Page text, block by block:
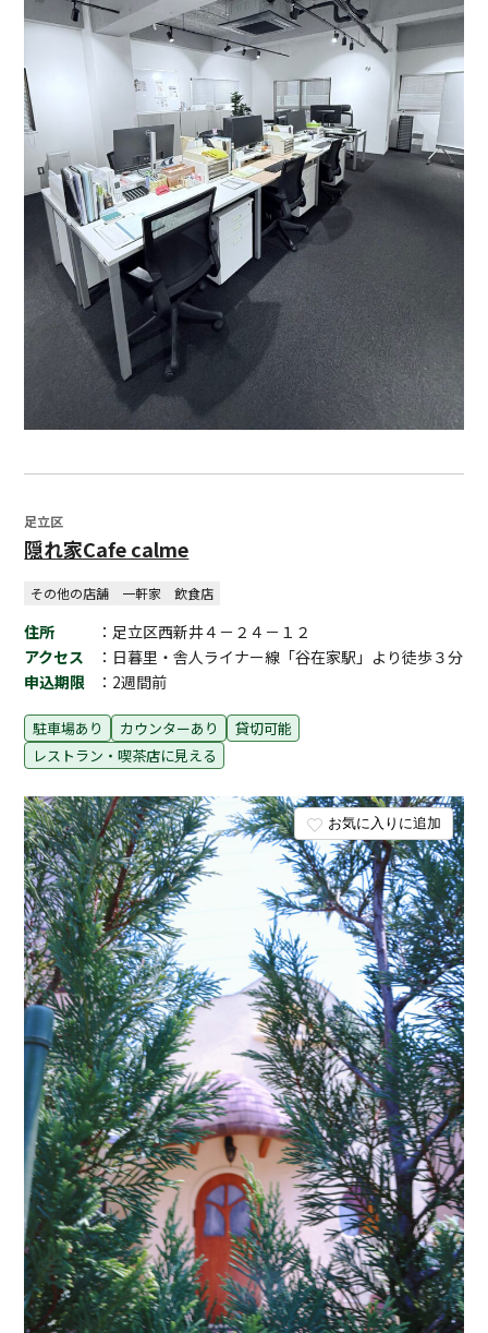
お気に入りに追加
足立区
隠れ家Cafe calme
その他の店舗 一軒家 飲食店
住所
：足立区西新井４－２４－１２
アクセス
：日暮里・舎人ライナー線「谷在家駅」より徒歩３分
申込期限
：2週間前
駐車場あり カウンターあり
貸切可能
レストラン・喫茶店に見える